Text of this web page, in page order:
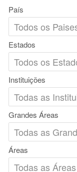
País
Estados
Instituições
Grandes Áreas
Áreas